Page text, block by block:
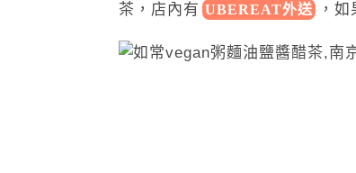
茶，店內有 UBEREAT外送 ， 如